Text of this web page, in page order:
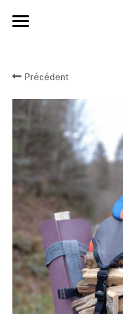
Viens essayer
Ça colle entre
Qui sommes-
Nous suivre
Rechercher
Précédent
LES